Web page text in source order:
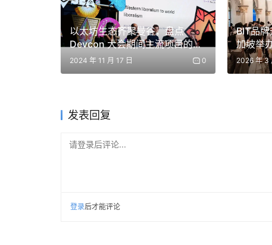
这正是安全和风控团队可以迁移的方向。
过去做链上监控、审计、风控、资金追踪的团队
控、自动支付风控和企业 AI 安全治理中。
动支付设置风控规则，识别异常调用；为内部数
这类方向不一定有很强的传播性，但有明显的 B2B
对中国团队来说，安全和风控方向也更容易避开
以太坊生态齐聚曼谷，盘点
Devcon 大会期间主流项目的新
动态
2024 年 11 月 17 日 0
BIT品
加坡举
2026 年 3
发表回复
请登录后评论...
登录后才能评论